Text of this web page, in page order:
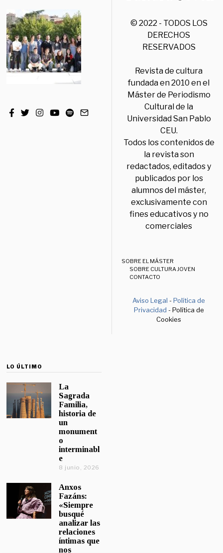
© 2022 - TODOS LOS
DERECHOS
RESERVADOS
Revista de cultura
fundada en 2010 en el
Máster de Periodismo
Cultural de la
Universidad San Pablo
CEU.
Todos los contenidos de
la revista son
redactados, editados y
publicados por los
alumnos del máster,
exclusivamente con
fines educativos y no
comerciales
SOBRE EL MÁSTER
SOBRE CULTURA JOVEN
CONTACTO
Aviso Legal -Política de
Privacidad - Política de
Cookies
LO ÚLTIMO
La
Sagrada
Familia,
historia de
un
monument
o
interminabl
e
8 junio, 2026
Anxos
Fazáns:
«Siempre
busqué
analizar las
relaciones
íntimas que
nos